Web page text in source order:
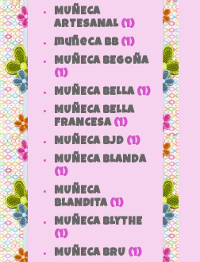
MUÑECA
ARTESANAL (1)
muñeca bb (1)
MUÑECA BEGOÑA
(1)
MUÑECA BELLA (1)
MUÑECA BELLA
FRANCESA (1)
MUÑECA BJD (1)
MUÑECA BLANDA
(1)
MUÑECA
BLANDITA (1)
MUÑECA BLYTHE
(1)
MUÑECA BRU (1)